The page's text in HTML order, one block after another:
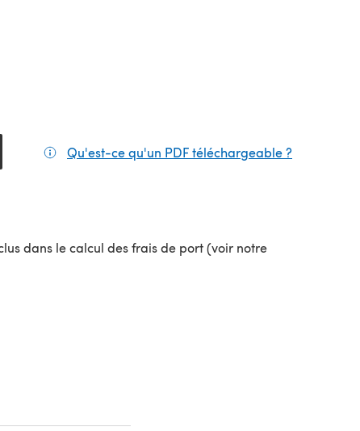
onglet) Qu'est-ce qu'un PDF téléchargeable ?
dans le calcul des frais de port (voir notre
onglet)